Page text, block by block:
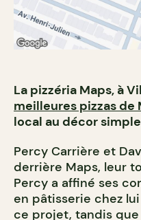
La pizzéria Maps, à
meilleures pizzas de
local au décor
Percy Carrière et
derrière Maps, leur
Percy a affiné ses
en pâtisserie chez
ce projet, tandis